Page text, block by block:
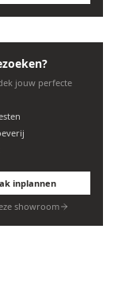
jouw perfecte
inplannen
showroom